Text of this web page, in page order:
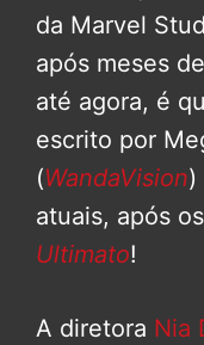
da Marvel
após meses
até agora, é
escrito por
(WandaVision)
atuais, após
Ultimato!
A diretora Nia